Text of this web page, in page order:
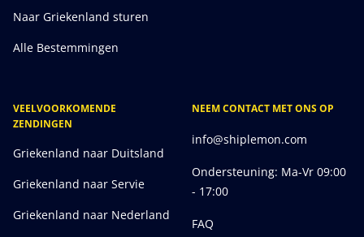
Naar Griekenland sturen
Alle Bestemmingen
VEELVOORKOMENDE
ZENDINGEN
Griekenland naar Duitsland
Griekenland naar Servie
Griekenland naar Nederland
NEEM CONTACT MET ONS OP
info@shiplemon.com
Ondersteuning: Ma-Vr 09:00
- 17:00
FAQ